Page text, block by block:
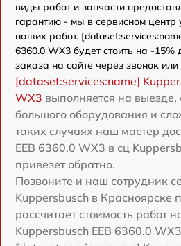
виды работ и запчасти
гарантию - мы в сервисном центр
наших работ.
6360.0 WX3 будет стоить на -
заказа на сайте через звонок
[dataset:services:name]
WX3 выполняется на выезде,
большого оборудования и
таких случаях наш мастер
EEB 6360.0 WX3 в сц
привезет обратно.
Позвоните и наш сотрудник
Kuppersbusch в Красноярске
рассчитает стоимость работ
Kuppersbusch EEB 6360.0